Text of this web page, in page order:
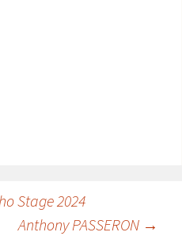
Stage 2024
Anthony PASSERON →